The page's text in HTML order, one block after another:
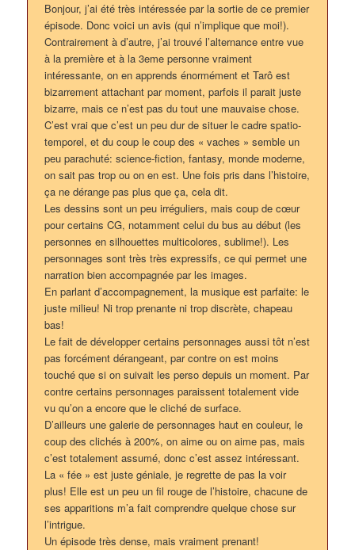
Bonjour, j’ai été très intéressée par la sortie de ce premier
épisode. Donc voici un avis (qui n’implique que moi!).
Contrairement à d’autre, j’ai trouvé l’alternance entre vue
à la première et à la 3eme personne vraiment
intéressante, on en apprends énormément et Tarô est
bizarrement attachant par moment, parfois il parait juste
bizarre, mais ce n’est pas du tout une mauvaise chose.
C’est vrai que c’est un peu dur de situer le cadre spatio-
temporel, et du coup le coup des « vaches » semble un
peu parachuté: science-fiction, fantasy, monde moderne,
on sait pas trop ou on en est. Une fois pris dans l’histoire,
ça ne dérange pas plus que ça, cela dit.
Les dessins sont un peu irréguliers, mais coup de cœur
pour certains CG, notamment celui du bus au début (les
personnes en silhouettes multicolores, sublime!). Les
personnages sont très très expressifs, ce qui permet une
narration bien accompagnée par les images.
En parlant d’accompagnement, la musique est parfaite: le
juste milieu! Ni trop prenante ni trop discrète, chapeau
bas!
Le fait de développer certains personnages aussi tôt n’est
pas forcément dérangeant, par contre on est moins
touché que si on suivait les perso depuis un moment. Par
contre certains personnages paraissent totalement vide
vu qu’on a encore que le cliché de surface.
D’ailleurs une galerie de personnages haut en couleur, le
coup des clichés à 200%, on aime ou on aime pas, mais
c’est totalement assumé, donc c’est assez intéressant.
La « fée » est juste géniale, je regrette de pas la voir
plus! Elle est un peu un fil rouge de l’histoire, chacune de
ses apparitions m’a fait comprendre quelque chose sur
l’intrigue.
Un épisode très dense, mais vraiment prenant!